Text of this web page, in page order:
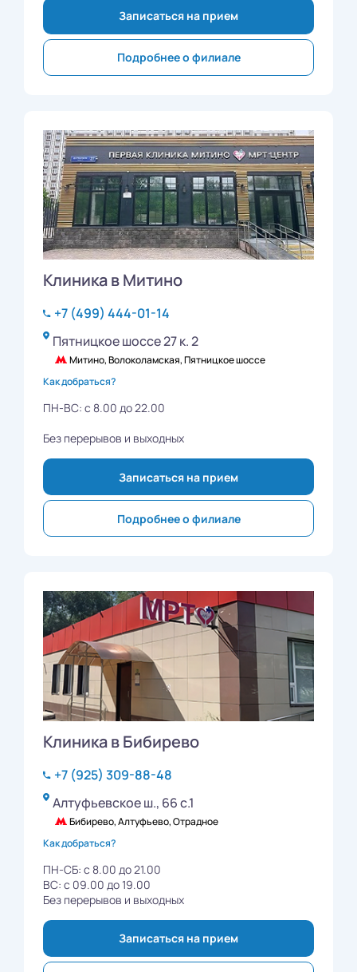
Записаться на прием
Подробнее о филиале
Клиника в Митино
+7 (499) 444-01-14
Пятницкое шоссе 27 к. 2
Митино, Волоколамская, Пятницкое шоссе
Как добраться?
ПН-ВС: с 8.00 до 22.00
Без перерывов и выходных
Записаться на прием
Подробнее о филиале
Клиника в Бибирево
+7 (925) 309-88-48
Алтуфьевское ш., 66 с.1
Бибирево, Алтуфьево, Отрадное
Как добраться?
ПН-СБ: с 8.00 до 21.00
ВС: с 09.00 до 19.00
Без перерывов и выходных
Записаться на прием